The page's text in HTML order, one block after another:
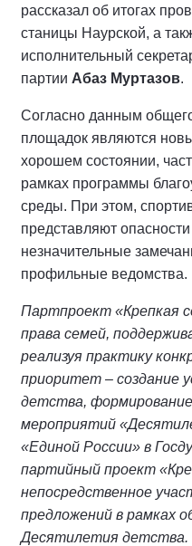
рассказал об итогах
станицы Наурской, а
исполнительный
партии Абаз Муртазов.
Согласно данным
площадок являются
хорошем состоянии,
рамках программы
среды. При этом,
представляют
незначительные
профильные ведомства.
Партпроект «Крепкая
права семей,
реализуя практику
приоритет – создание
детства,
мероприятий
«Единой России» в
партийный проект
непосредственное
предложений в рамках
Десятилетия детства.